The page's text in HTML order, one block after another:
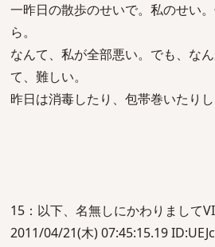
一昨日の散歩のせいで。私のせい
ら。
なんて、私が全部悪い。でも、な
て、難しい。
昨日は消毒したり、包帯巻いたりし
15：以下、名無しにかわりまして
2011/04/21(木) 07:45:15.19